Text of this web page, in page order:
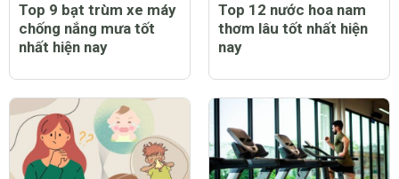
Top 9 bạt trùm xe máy
chống nắng mưa tốt
nhất hiện nay
Top 12 nước hoa nam
thơm lâu tốt nhất hiện
nay